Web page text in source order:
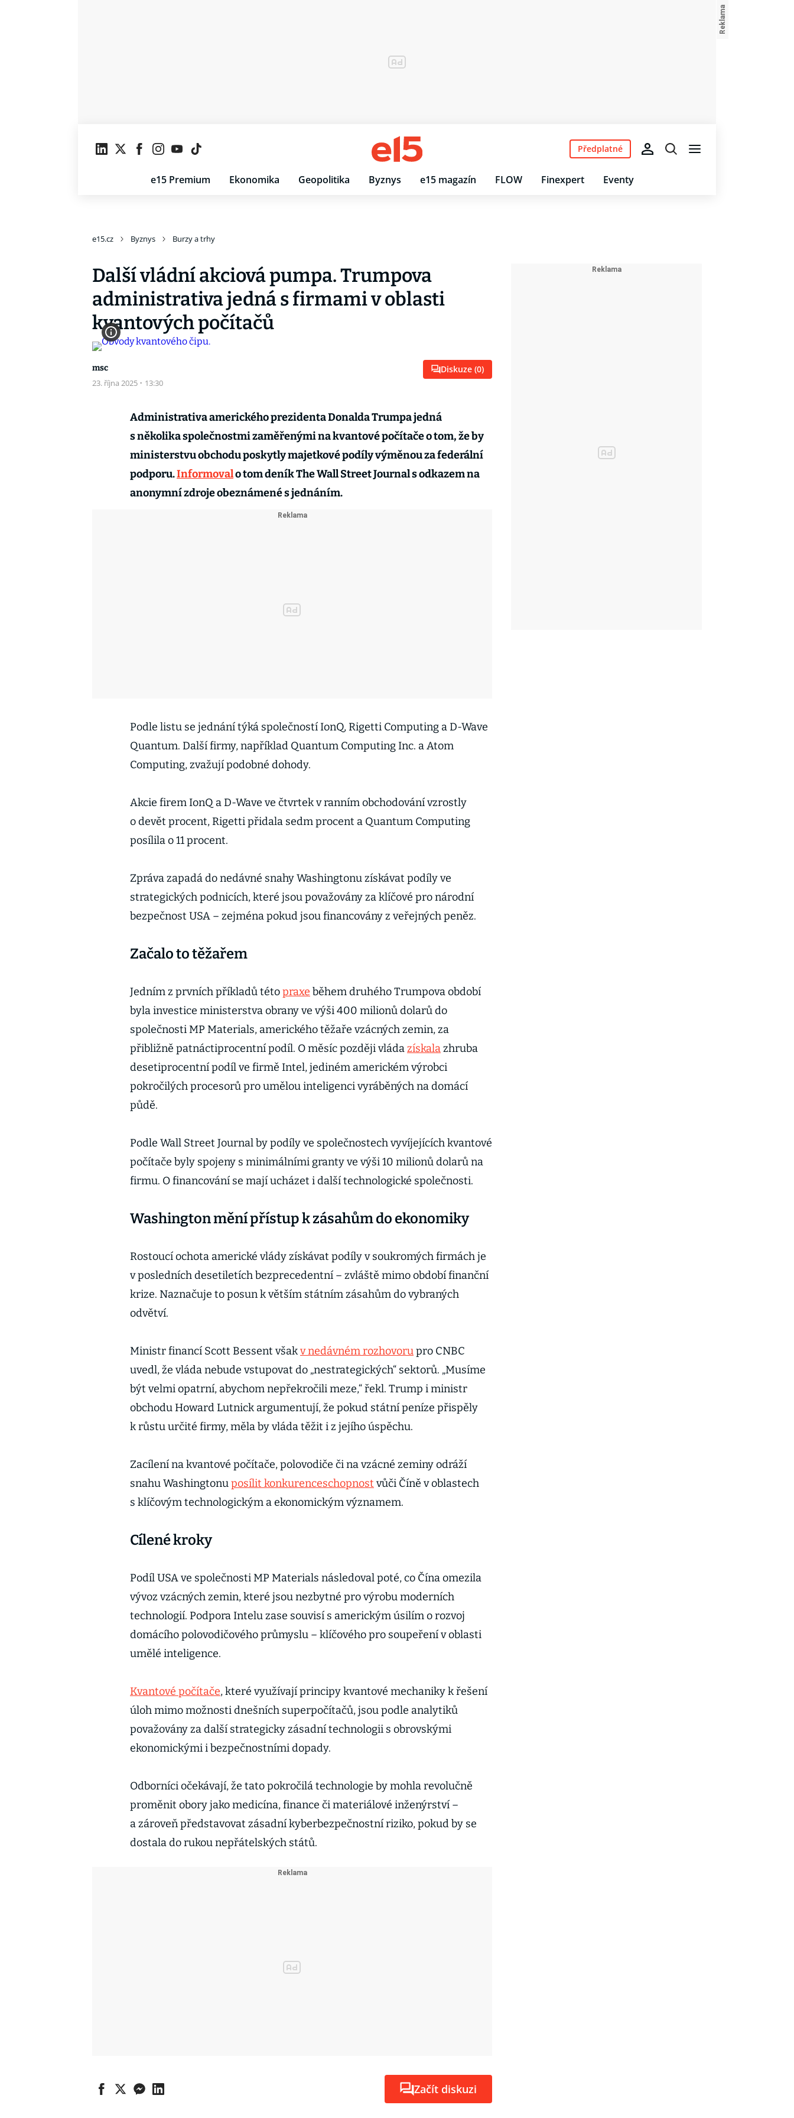
e15 Premium Ekonomika Geopolitika Byznys e15 magazín FLOW Finexpert Eventy
Předplatné
e15.cz Byznys Burzy a trhy
Další vládní akciová pumpa. Trumpova
administrativa jedná s firmami v oblasti
kvantových počítačů
msc
23. října 2025 · 13:30
Diskuze (0)
Administrativa amerického prezidenta Donalda Trumpa jedná
s několika společnostmi zaměřenými na kvantové počítače o tom, že by
ministerstvu obchodu poskytly majetkové podíly výměnou za federální
podporu.Informovalo tom deník The Wall Street Journal s odkazem na
anonymní zdroje obeznámené s jednáním.
Podle listu se jednání týká společností IonQ, Rigetti Computing a D-Wave
Quantum. Další firmy, například Quantum Computing Inc. a Atom
Computing, zvažují podobné dohody.
Akcie firem IonQ a D-Wave ve čtvrtek v ranním obchodování vzrostly
o devět procent, Rigetti přidala sedm procent a Quantum Computing
posílila o 11 procent.
Zpráva zapadá do nedávné snahy Washingtonu získávat podíly ve
strategických podnicích, které jsou považovány za klíčové pro národní
bezpečnost USA – zejména pokud jsou financovány z veřejných peněz.
Začalo to těžařem
Jedním z prvních příkladů tétopraxe během druhého Trumpova období
byla investice ministerstva obrany ve výši 400 milionů dolarů do
společnosti MP Materials, amerického těžaře vzácných zemin, za
přibližně patnáctiprocentní podíl. O měsíc později vládazískalazhruba
desetiprocentní podíl ve firmě Intel, jediném americkém výrobci
pokročilých procesorů pro umělou inteligenci vyráběných na domácí
půdě.
Podle Wall Street Journal by podíly ve společnostech vyvíjejících kvantové
počítače byly spojeny s minimálními granty ve výši 10 milionů dolarů na
firmu. O financování se mají ucházet i další technologické společnosti.
Washington mění přístup k zásahům do ekonomiky
Rostoucí ochota americké vlády získávat podíly v soukromých firmách je
v posledních desetiletích bezprecedentní – zvláště mimo období finanční
krize. Naznačuje to posun k větším státním zásahům do vybraných
odvětví.
Ministr financí Scott Bessent všakv nedávném rozhovorupro CNBC
uvedl, že vláda nebude vstupovat do „nestrategických“ sektorů. „Musíme
být velmi opatrní, abychom nepřekročili meze,“ řekl. Trump i ministr
obchodu Howard Lutnick argumentují, že pokud státní peníze přispěly
k růstu určité firmy, měla by vláda těžit i z jejího úspěchu.
Zacílení na kvantové počítače, polovodiče či na vzácné zeminy odráží
snahu Washingtonuposílit konkurenceschopnost vůči Číně v oblastech
s klíčovým technologickým a ekonomickým významem.
Cílené kroky
Podíl USA ve společnosti MP Materials následoval poté, co Čína omezila
vývoz vzácných zemin, které jsou nezbytné pro výrobu moderních
technologií. Podpora Intelu zase souvisí s americkým úsilím o rozvoj
domácího polovodičového průmyslu – klíčového pro soupeření v oblasti
umělé inteligence.
Kvantové počítače, které využívají principy kvantové mechaniky k řešení
úloh mimo možnosti dnešních superpočítačů, jsou podle analytiků
považovány za další strategicky zásadní technologii s obrovskými
ekonomickými i bezpečnostními dopady.
Odborníci očekávají, že tato pokročilá technologie by mohla revolučně
proměnit obory jako medicína, finance či materiálové inženýrství –
a zároveň představovat zásadní kyberbezpečnostní riziko, pokud by se
dostala do rukou nepřátelských států.
Začít diskuzi